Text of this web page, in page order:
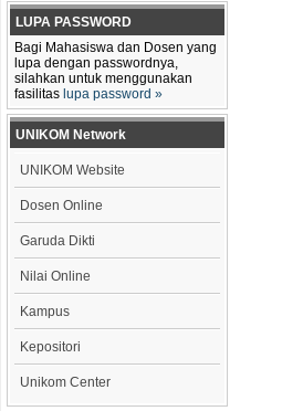
LUPA PASSWORD
Bagi Mahasiswa dan Dosen yang
lupa dengan passwordnya,
silahkan untuk menggunakan
fasilitas lupa password »
UNIKOM Network
UNIKOM Website
Dosen Online
Garuda Dikti
Nilai Online
Kampus
Kepositori
Unikom Center